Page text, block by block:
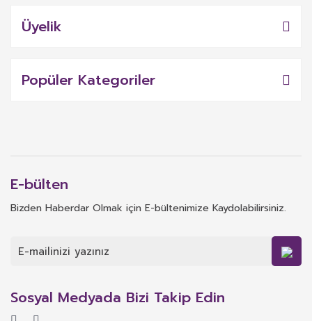
Üyelik
Popüler Kategoriler
E-bülten
Bizden Haberdar Olmak için E-bültenimize Kaydolabilirsiniz.
Sosyal Medyada Bizi Takip Edin